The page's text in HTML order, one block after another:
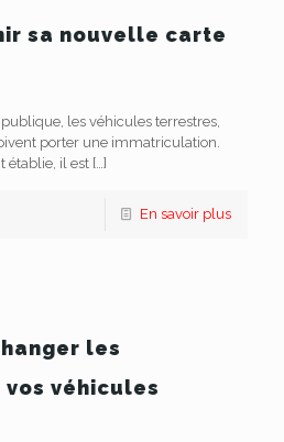
sa nouvelle carte
les véhicules terrestres,
porter une immatriculation.
établie, il est […]
En savoir plus
les
vos véhicules